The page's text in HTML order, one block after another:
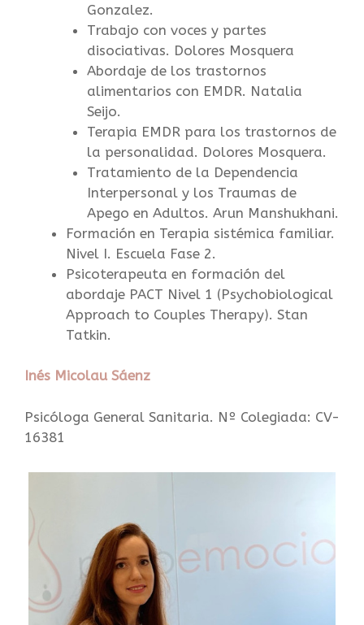
Gonzalez.
Trabajo con voces y partes
disociativas. Dolores Mosquera
Abordaje de los trastornos
alimentarios con EMDR. Natalia
Seijo.
Terapia EMDR para los trastornos de
la personalidad. Dolores Mosquera.
Tratamiento de la Dependencia
Interpersonal y los Traumas de
Apego en Adultos. Arun Manshukhani.
Formación en Terapia sistémica familiar.
Nivel I. Escuela Fase 2.
Psicoterapeuta en formación del
abordaje PACT Nivel 1 (Psychobiological
Approach to Couples Therapy). Stan
Tatkin.
Inés Micolau Sáenz
Psicóloga General Sanitaria. Nº Colegiada: CV-
16381